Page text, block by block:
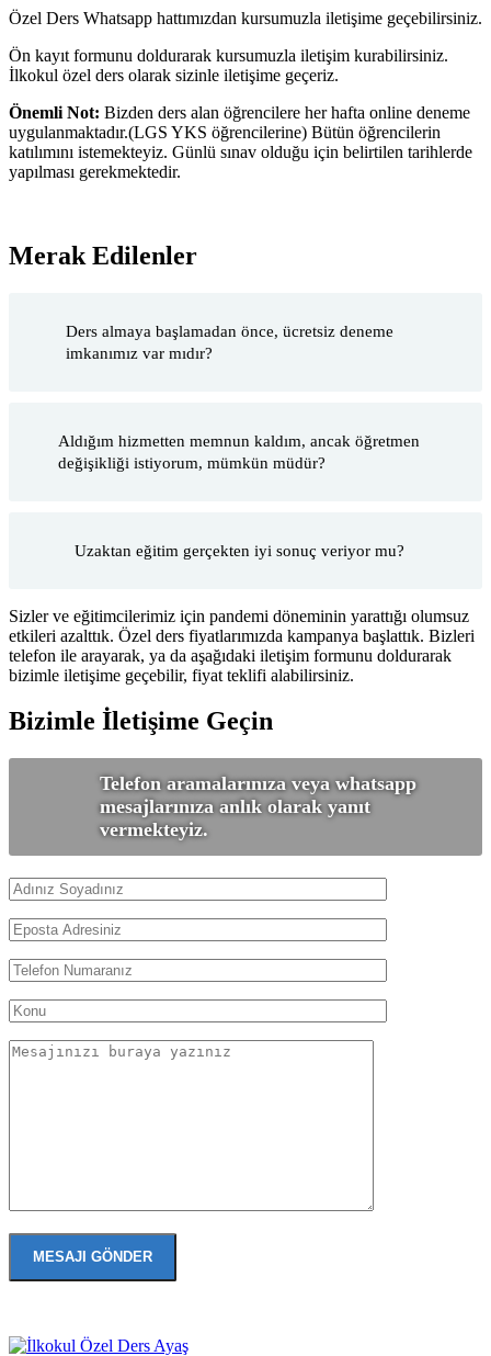
Özel Ders Whatsapp hattımızdan kursumuzla iletişime geçebilirsiniz.
Ön kayıt formunu doldurarak kursumuzla iletişim kurabilirsiniz.
İlkokul özel ders olarak sizinle iletişime geçeriz.
Önemli Not: Bizden ders alan öğrencilere her hafta online deneme
uygulanmaktadır.(LGS YKS öğrencilerine) Bütün öğrencilerin
katılımını istemekteyiz. Günlü sınav olduğu için belirtilen tarihlerde
yapılması gerekmektedir.
Merak Edilenler
Ders almaya başlamadan önce, ücretsiz deneme
imkanımız var mıdır?
Aldığım hizmetten memnun kaldım, ancak öğretmen
değişikliği istiyorum, mümkün müdür?
Uzaktan eğitim gerçekten iyi sonuç veriyor mu?
Sizler ve eğitimcilerimiz için pandemi döneminin yarattığı olumsuz
etkileri azalttık. Özel ders fiyatlarımızda kampanya başlattık. Bizleri
telefon ile arayarak, ya da aşağıdaki iletişim formunu doldurarak
bizimle iletişime geçebilir, fiyat teklifi alabilirsiniz.
Bizimle İletişime Geçin
Telefon aramalarınıza veya whatsapp
mesajlarınıza anlık olarak yanıt
vermekteyiz.